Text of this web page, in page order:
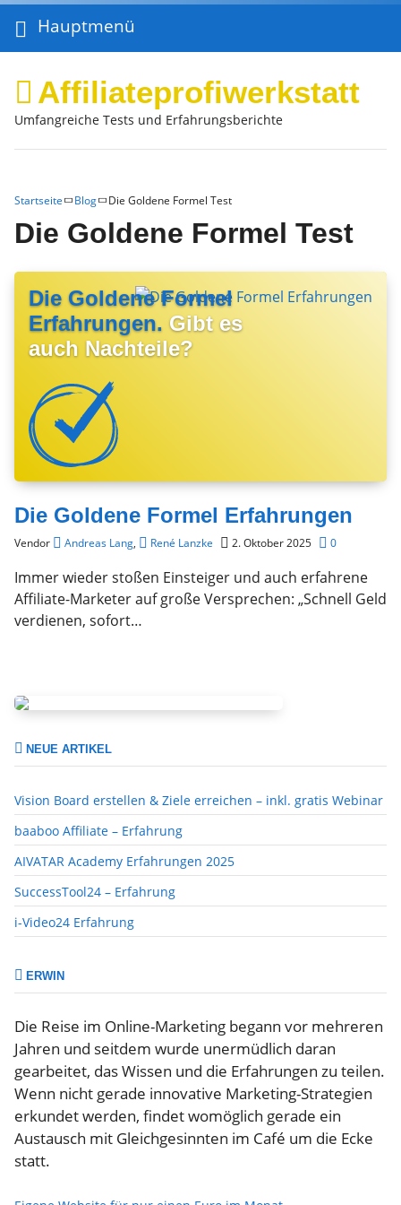
Hauptmenü
Affiliateprofiwerkstatt
Umfangreiche Tests und Erfahrungsberichte
Startseite Blog Die Goldene Formel Test
Die Goldene Formel Test
Die Goldene Formel
Erfahrungen. Gibt es
auch Nachteile?
Die Goldene Formel Erfahrungen
Vendor Andreas Lang, René Lanzke 2. Oktober 2025 0
Immer wieder stoßen Einsteiger und auch erfahrene
Affiliate-Marketer auf große Versprechen: „Schnell Geld
verdienen, sofort…
NEUE ARTIKEL
Vision Board erstellen & Ziele erreichen – inkl. gratis Webinar
baaboo Affiliate – Erfahrung
AIVATAR Academy Erfahrungen 2025
SuccessTool24 – Erfahrung
i-Video24 Erfahrung
ERWIN
Die Reise im Online-Marketing begann vor mehreren
Jahren und seitdem wurde unermüdlich daran
gearbeitet, das Wissen und die Erfahrungen zu teilen.
Wenn nicht gerade innovative Marketing-Strategien
erkundet werden, findet womöglich gerade ein
Austausch mit Gleichgesinnten im Café um die Ecke
statt.